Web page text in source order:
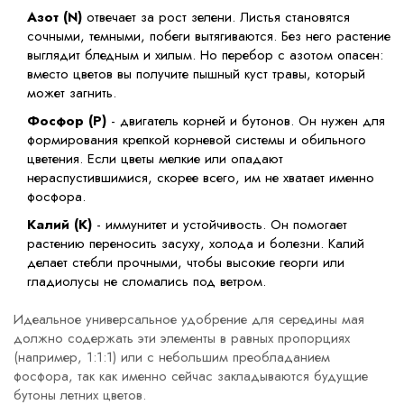
Азот (N) отвечает за рост зелени. Листья становятся
сочными, темными, побеги вытягиваются. Без него растение
выглядит бледным и хилым. Но перебор с азотом опасен:
вместо цветов вы получите пышный куст травы, который
может загнить.
Фосфор (P) - двигатель корней и бутонов. Он нужен для
формирования крепкой корневой системы и обильного
цветения. Если цветы мелкие или опадают
нераспустившимися, скорее всего, им не хватает именно
фосфора.
Калий (K) - иммунитет и устойчивость. Он помогает
растению переносить засуху, холода и болезни. Калий
делает стебли прочными, чтобы высокие георги или
гладиолусы не сломались под ветром.
Идеальное универсальное удобрение для середины мая
должно содержать эти элементы в равных пропорциях
(например, 1:1:1) или с небольшим преобладанием
фосфора, так как именно сейчас закладываются будущие
бутоны летних цветов.